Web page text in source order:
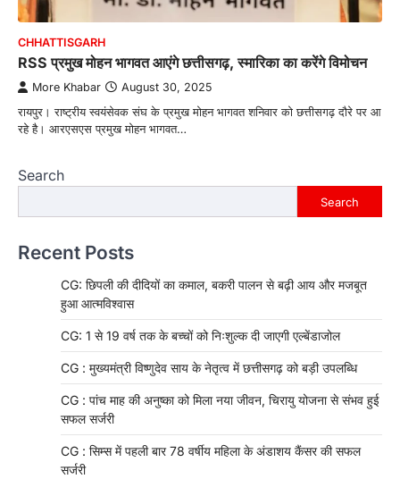
CHHATTISGARH
RSS प्रमुख मोहन भागवत आएंगे छत्तीसगढ़, स्मारिका का करेंगे विमोचन
More Khabar August 30, 2025
रायपुर। राष्ट्रीय स्वयंसेवक संघ के प्रमुख मोहन भागवत शनिवार को छत्तीसगढ़ दौरे पर आ
रहे है। आरएसएस प्रमुख मोहन भागवत…
Search
Search
Recent Posts
CG: छिपली की दीदियों का कमाल, बकरी पालन से बढ़ी आय और मजबूत
हुआ आत्मविश्वास
CG: 1 से 19 वर्ष तक के बच्चों को निःशुल्क दी जाएगी एल्बेंडाजोल
CG : मुख्यमंत्री विष्णुदेव साय के नेतृत्व में छत्तीसगढ़ को बड़ी उपलब्धि
CG : पांच माह की अनुष्का को मिला नया जीवन, चिरायु योजना से संभव हुई
सफल सर्जरी
CG : सिम्स में पहली बार 78 वर्षीय महिला के अंडाशय कैंसर की सफल
सर्जरी